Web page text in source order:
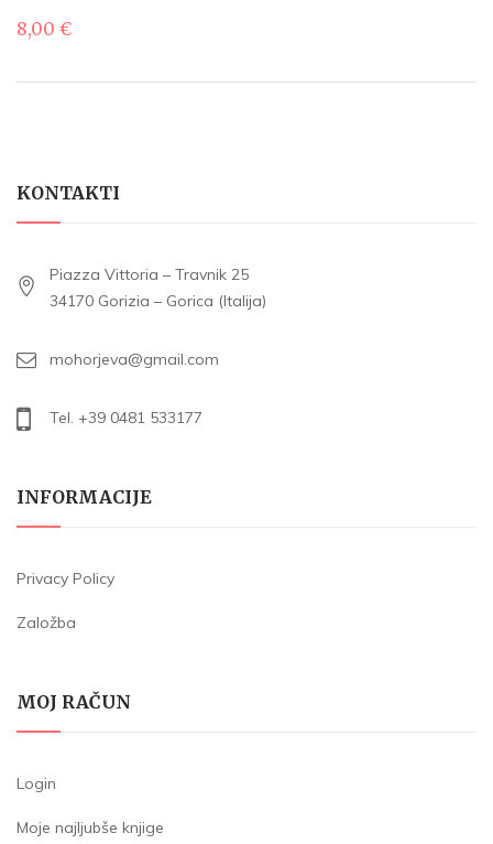
8,00 €
KONTAKTI
Piazza Vittoria – Travnik 25
34170 Gorizia – Gorica (Italija)
mohorjeva@gmail.com
Tel. +39 0481 533177
INFORMACIJE
Privacy Policy
Založba
MOJ RAČUN
Login
Moje najljubše knjige